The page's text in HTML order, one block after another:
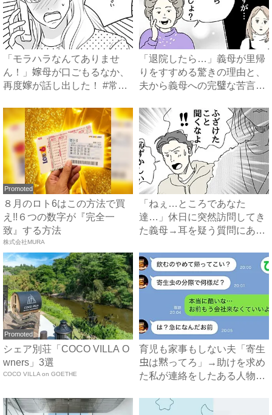
「モラハラなんてありませ
ん！」嫁母が口ごもるなか、
再度嫁が話し出した！ #常識
「退院したら…」義母が里帰
りをすすめる驚きの理由と、
夫から義母への完璧な苦言
Promoted
８月のロト6はこの方法で買
え!!６つの数字が『完全一
致』する方法
株式会社MURA
「ねぇ…ところであなた
達…」休日に突然訪問してき
た義母→耳を疑う質問にあ
Promoted
シェア別荘「COCO VILLA O
wners」3選
COCO VILLA on GOETHE
育児も家事もしない夫「寄生
虫は黙ってろ」→助けを求め
た私が連絡をしたある人物と